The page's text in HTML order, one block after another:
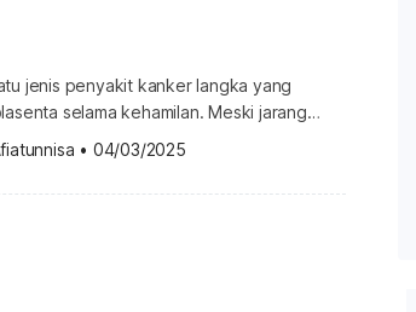
jenis penyakit kanker langka yang
selama kehamilan. Meski jarang
dengan cepat dan menyebar ke organ
koriokarsinoma? Koriokarsinoma adalah
agresif yang berkembang dari
• 04/03/2025